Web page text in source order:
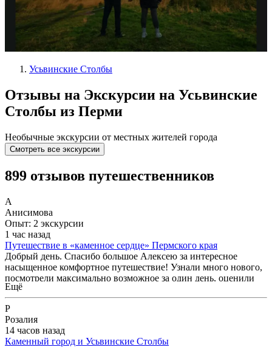
Усьвинские Столбы
Отзывы на Экскурсии на Усьвинские
Столбы из Перми
Необычные экскурсии от местных жителей города
Смотреть все экскурсии
899 отзывов путешественников
А
Анисимова
Опыт: 2 экскурсии
1 час назад
Путешествие в «каменное сердце» Пермского края
Добрый день. Спасибо большое Алексею за интересное
насыщенное комфортное путешествие! Узнали много нового,
посмотрели максимально возможное за один день, оценили
безопасность и надежность. Рекомендую Алексея как
опытного, ответственного и профессионального гида.
Отдельное спасибо за за великолепные фотографии. Алексей
выбирал самые красивые виды и владеет многими
«фишками»👍🏻🌟🌟🌟🌟🌟
Ещё
Р
Розалия
14 часов назад
Каменный город и Усьвинские Столбы